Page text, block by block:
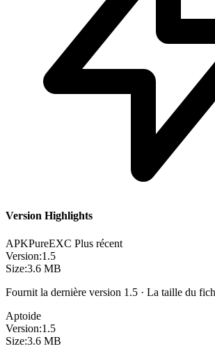
Version Highlights
APKPureEXC Plus récent
Version:1.5
Size:3.6 MB
Fournit la dernière version 1.5 · La taille du
Aptoide
Version:1.5
Size:3.6 MB